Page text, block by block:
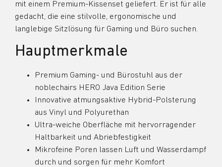
mit einem Premium-Kissenset geliefert. Er ist für alle
gedacht, die eine stilvolle, ergonomische und
langlebige Sitzlösung für Gaming und Büro suchen.
Hauptmerkmale
Premium Gaming- und Bürostuhl aus der
noblechairs HERO Java Edition Serie
Innovative atmungsaktive Hybrid-Polsterung
aus Vinyl und Polyurethan
Ultra-weiche Oberfläche mit hervorragender
Haltbarkeit und Abriebfestigkeit
Mikrofeine Poren lassen Luft und Wasserdampf
durch und sorgen für mehr Komfort